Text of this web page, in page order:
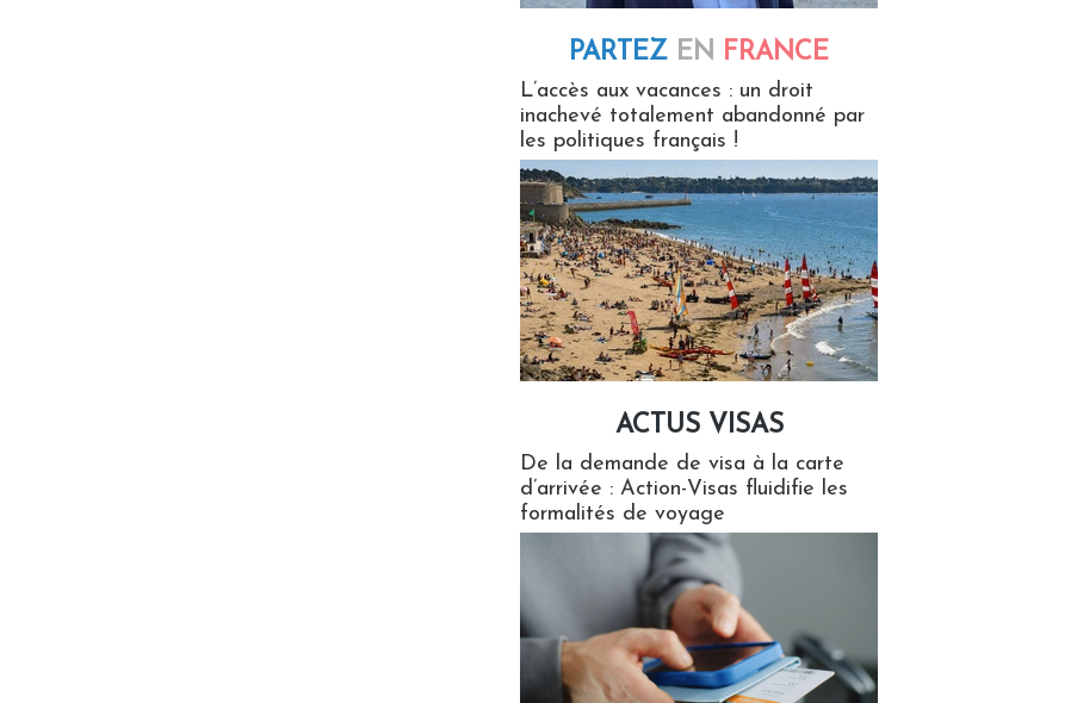
PARTEZ EN FRANCE
L’accès aux vacances : un droit
inachevé totalement abandonné par
les politiques français !
ACTUS VISAS
De la demande de visa à la carte
d’arrivée : Action-Visas fluidifie les
formalités de voyage